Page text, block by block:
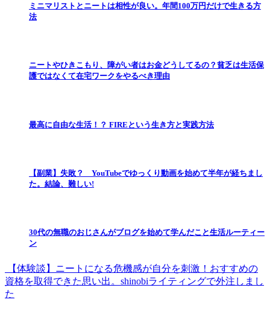
ミニマリストとニートは相性が良い。年間100万円だけで生きる方
法
ニートやひきこもり、障がい者はお金どうしてるの？貧乏は生活保
護ではなくて在宅ワークをやるべき理由
最高に自由な生活！？ FIREという生き方と実践方法
【副業】失敗？ YouTubeでゆっくり動画を始めて半年が経ちまし
た。結論、難しい!
30代の無職のおじさんがブログを始めて学んだこと生活ルーティー
ン
【体験談】ニートになる危機感が自分を刺激！おすすめの
資格を取得できた思い出。shinobiライティングで外注しまし
た